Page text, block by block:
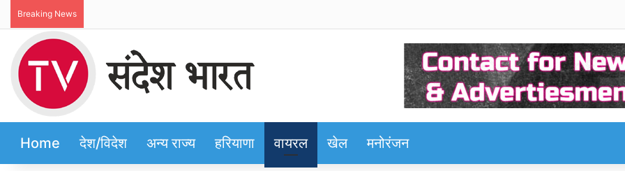
Breaking News
Home देश/विदेश अन्य राज्य हरियाणा वायरल खेल मनोरंजन